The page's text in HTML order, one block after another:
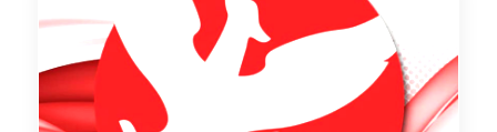
Договорот за закуп со најповолниот
понудувач.